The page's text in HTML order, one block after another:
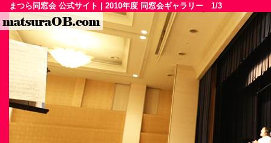
まつら同窓会 公式サイト | 2010年度 同窓会ギャラリー 1/3